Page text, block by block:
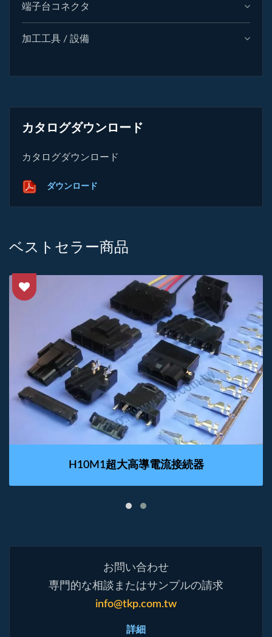
端子台コネクタ
加工工具 / 設備
カタログダウンロード
カタログダウンロード
ダウンロード
ベストセラー商品
H10M1超大高導電流接続器
お問い合わせ
専門的な相談またはサンプルの請求
info@tkp.com.tw
詳細